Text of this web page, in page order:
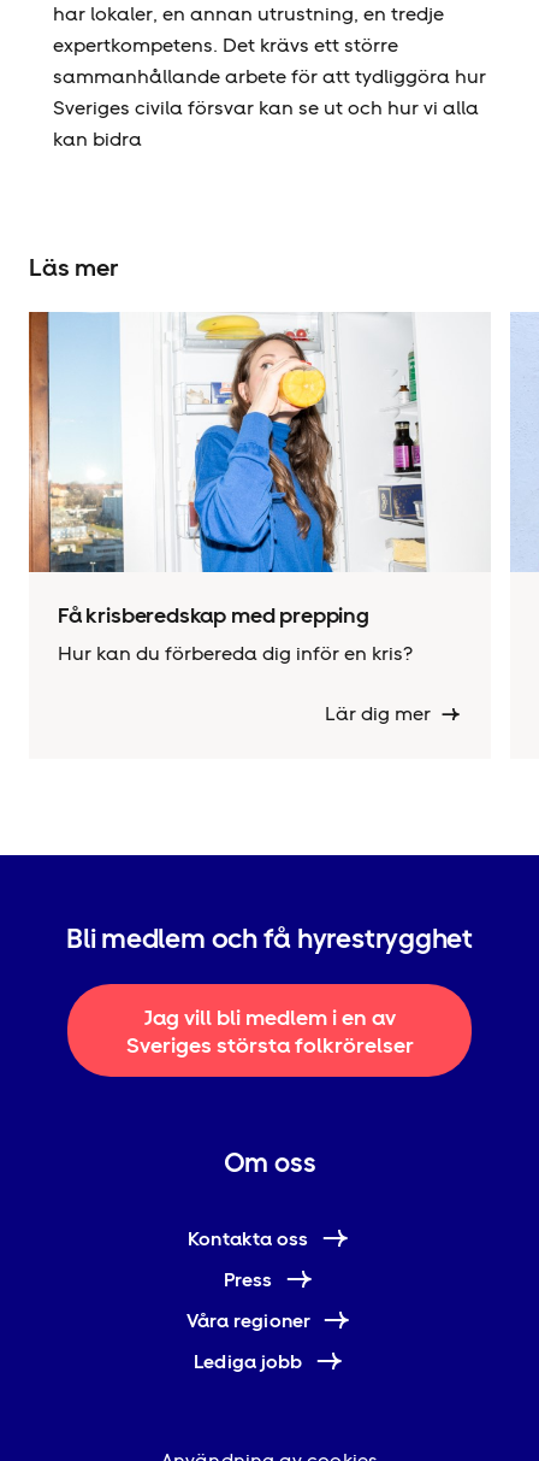
har lokaler, en annan utrustning, en tredje
expertkompetens. Det krävs ett större
sammanhållande arbete för att tydliggöra hur
Sveriges civila försvar kan se ut och hur vi alla
kan bidra
Läs mer
Få krisberedskap med prepping
Hur kan du förbereda dig inför en kris?
Lär dig mer
Bli medlem och få hyrestrygghet
Jag vill bli medlem i en av
Sveriges största folkrörelser
Om oss
Kontakta oss
Press
Våra regioner
Lediga jobb